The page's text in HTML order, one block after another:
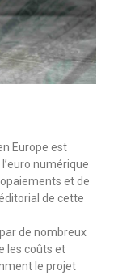
Europe est
numérique
et de
de cette
de nombreux
les coûts et
le projet